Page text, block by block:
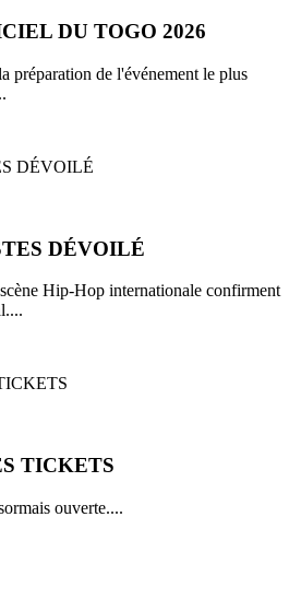
DU TOGO 2026
préparation de l'événement le plus
DÉVOILÉ
Hip-Hop internationale confirment
TICKETS
ouverte....